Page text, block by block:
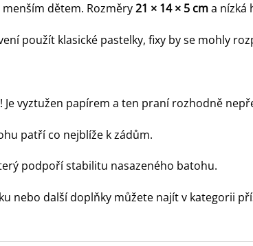
dětem. Rozměry21 × 14 × 5 cma nízká
použít klasické pastelky, fixy by se mohly
Je vyztužen papírem a ten praní rozhodně
patří co nejblíže k zádům.
podpoří stabilitu nasazeného batohu.
nebo další doplňky můžete najít v kategorii